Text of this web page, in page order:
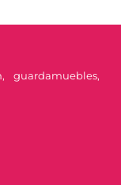
guardamuebles,